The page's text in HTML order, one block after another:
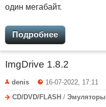
один мегабайт.
Подробнее
ImgDrive 1.8.2
denis 16-07-2022, 17:11
CD/DVD/FLASH / Эмуляторы